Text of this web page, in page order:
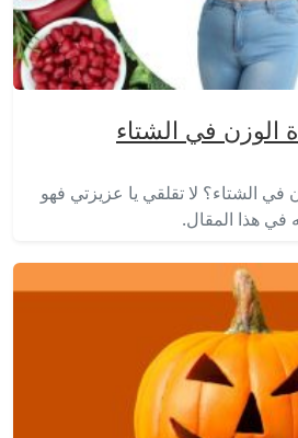
الوزن في الشتاء
في الشتاء؟ لا تقلقي يا عزيزتي فهو
في هذا المقال.